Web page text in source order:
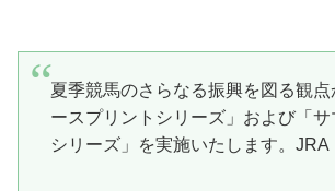
夏季競馬のさらなる振興を図る観
ースプリントシリーズ」および「サ
シリーズ」を実施いたします。JRA